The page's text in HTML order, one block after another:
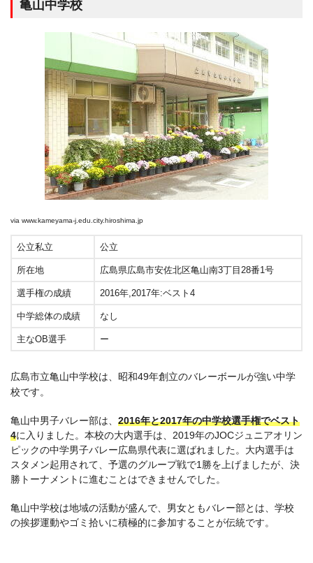
亀山中学校
via www.kameyama-j.edu.city.hiroshima.jp
公立私立 公立
所在地 広島県広島市安佐北区亀山南3丁目28番1号
選手権の成績 2016年,2017年:ベスト4
中学総体の成績 なし
主なOB選手 ー
広島市立亀山中学校は、昭和49年創立のバレーボールが強い中学
校です。
亀山中男子バレー部は、 2016年と2017年の中学校選手権でベスト
4に入りました。本校の大内選手は、2019年のJOCジュニアオリン
ピックの中学男子バレー広島県代表に選ばれました。大内選手は
スタメン起用されて、予選のグループ戦で1勝を上げましたが、決
勝トーナメントに進むことはできませんでした。
亀山中学校は地域の活動が盛んで、男女ともバレー部とは、学校
の挨拶運動やゴミ拾いに積極的に参加することが伝統です。